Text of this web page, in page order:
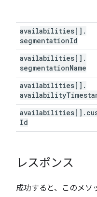
availabilities[] .
segmentationId
availabilities[] .
segmentationName
availabilities[] .
availability
availabilities[] .
Id
レスポンス
成功すると、このメソ